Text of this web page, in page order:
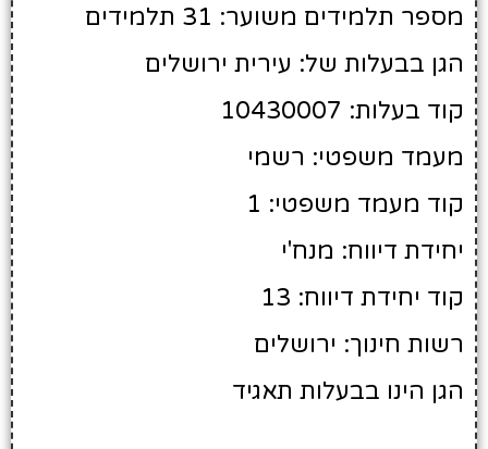
מספר תלמידים משוער: 31 תלמידים
הגן בבעלות של: עירית ירושלים
קוד בעלות: 10430007
מעמד משפטי: רשמי
קוד מעמד משפטי: 1
יחידת דיווח: מנח'י
קוד יחידת דיווח: 13
רשות חינוך: ירושלים
הגן הינו בבעלות תאגיד